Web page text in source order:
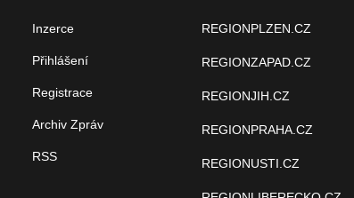
Inzerce
Přihlášení
Registrace
Archiv Zpráv
RSS
REGIONPLZEN.CZ
REGIONZAPAD.CZ
REGIONJIH.CZ
REGIONPRAHA.CZ
REGIONUSTI.CZ